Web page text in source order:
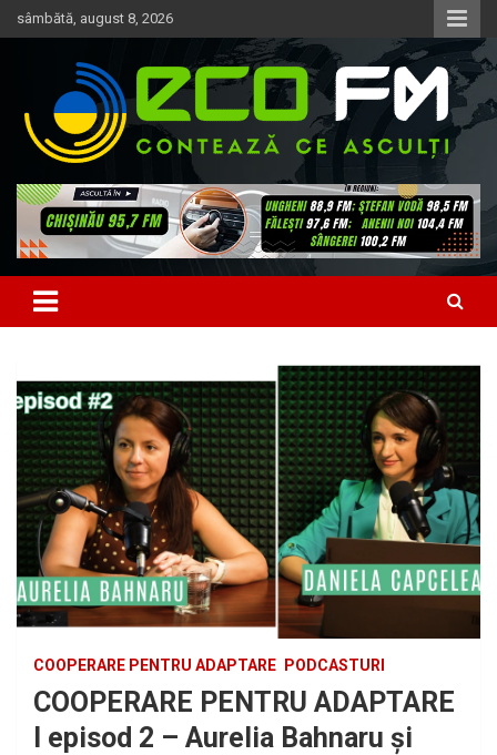
Skip
to
sâmbătă, august 8, 2026
EcoFM
COOPERARE PENTRU ADAPTARE PODCASTURI
COOPERARE PENTRU ADAPTARE
I episod 2 – Aurelia Bahnaru și